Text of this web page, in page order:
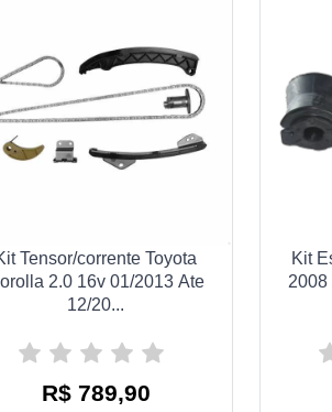
Tensor/corrente Toyota
2.0 16v 01/2013 Ate
12/20...
R$ 789,90
Kit
2008